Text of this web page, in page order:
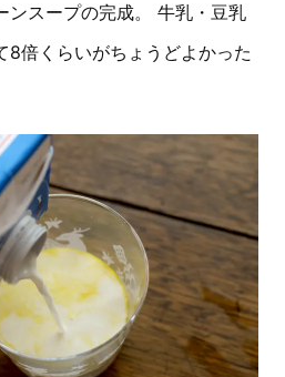
ンスープの完成。 牛乳・豆乳
8倍くらいがちょうどよかった